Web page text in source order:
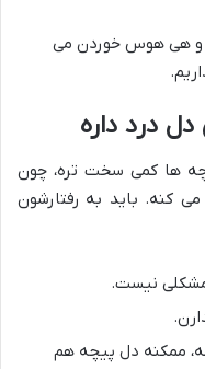
هی هوس خوردن می
درد داره
ها کمی سخت تره، چون
کنه. باید به رفتارشون
مشکلی نیست.
ممکنه دل پیچه هم